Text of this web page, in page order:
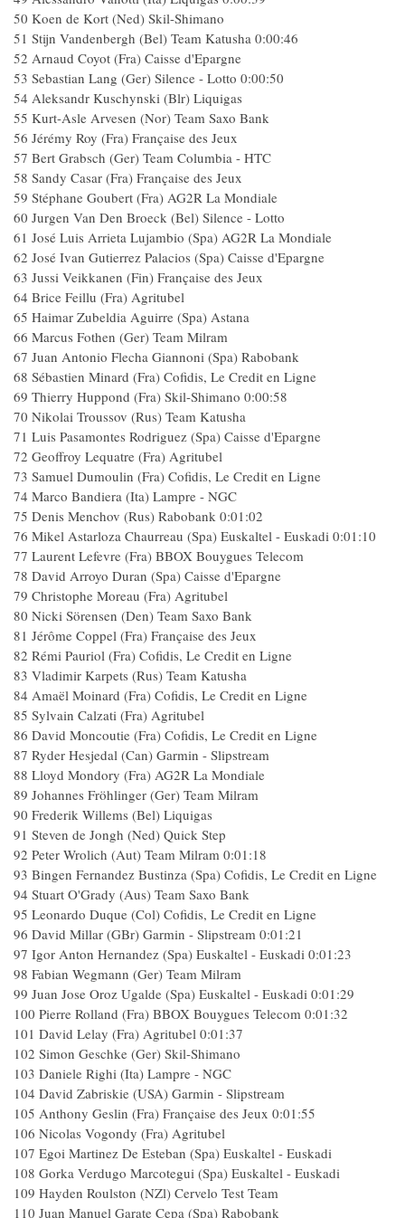
50 Koen de Kort (Ned) Skil-Shimano
51 Stijn Vandenbergh (Bel) Team Katusha 0:00:46
52 Arnaud Coyot (Fra) Caisse d'Epargne
53 Sebastian Lang (Ger) Silence - Lotto 0:00:50
54 Aleksandr Kuschynski (Blr) Liquigas
55 Kurt-Asle Arvesen (Nor) Team Saxo Bank
56 Jérémy Roy (Fra) Française des Jeux
57 Bert Grabsch (Ger) Team Columbia - HTC
58 Sandy Casar (Fra) Française des Jeux
59 Stéphane Goubert (Fra) AG2R La Mondiale
60 Jurgen Van Den Broeck (Bel) Silence - Lotto
61 José Luis Arrieta Lujambio (Spa) AG2R La Mondiale
62 José Ivan Gutierrez Palacios (Spa) Caisse d'Epargne
63 Jussi Veikkanen (Fin) Française des Jeux
64 Brice Feillu (Fra) Agritubel
65 Haimar Zubeldia Aguirre (Spa) Astana
66 Marcus Fothen (Ger) Team Milram
67 Juan Antonio Flecha Giannoni (Spa) Rabobank
68 Sébastien Minard (Fra) Cofidis, Le Credit en Ligne
69 Thierry Huppond (Fra) Skil-Shimano 0:00:58
70 Nikolai Troussov (Rus) Team Katusha
71 Luis Pasamontes Rodriguez (Spa) Caisse d'Epargne
72 Geoffroy Lequatre (Fra) Agritubel
73 Samuel Dumoulin (Fra) Cofidis, Le Credit en Ligne
74 Marco Bandiera (Ita) Lampre - NGC
75 Denis Menchov (Rus) Rabobank 0:01:02
76 Mikel Astarloza Chaurreau (Spa) Euskaltel - Euskadi 0:01:10
77 Laurent Lefevre (Fra) BBOX Bouygues Telecom
78 David Arroyo Duran (Spa) Caisse d'Epargne
79 Christophe Moreau (Fra) Agritubel
80 Nicki Sörensen (Den) Team Saxo Bank
81 Jérôme Coppel (Fra) Française des Jeux
82 Rémi Pauriol (Fra) Cofidis, Le Credit en Ligne
83 Vladimir Karpets (Rus) Team Katusha
84 Amaël Moinard (Fra) Cofidis, Le Credit en Ligne
85 Sylvain Calzati (Fra) Agritubel
86 David Moncoutie (Fra) Cofidis, Le Credit en Ligne
87 Ryder Hesjedal (Can) Garmin - Slipstream
88 Lloyd Mondory (Fra) AG2R La Mondiale
89 Johannes Fröhlinger (Ger) Team Milram
90 Frederik Willems (Bel) Liquigas
91 Steven de Jongh (Ned) Quick Step
92 Peter Wrolich (Aut) Team Milram 0:01:18
93 Bingen Fernandez Bustinza (Spa) Cofidis, Le Credit en Ligne
94 Stuart O'Grady (Aus) Team Saxo Bank
95 Leonardo Duque (Col) Cofidis, Le Credit en Ligne
96 David Millar (GBr) Garmin - Slipstream 0:01:21
97 Igor Anton Hernandez (Spa) Euskaltel - Euskadi 0:01:23
98 Fabian Wegmann (Ger) Team Milram
99 Juan Jose Oroz Ugalde (Spa) Euskaltel - Euskadi 0:01:29
100 Pierre Rolland (Fra) BBOX Bouygues Telecom 0:01:32
101 David Lelay (Fra) Agritubel 0:01:37
102 Simon Geschke (Ger) Skil-Shimano
103 Daniele Righi (Ita) Lampre - NGC
104 David Zabriskie (USA) Garmin - Slipstream
105 Anthony Geslin (Fra) Française des Jeux 0:01:55
106 Nicolas Vogondy (Fra) Agritubel
107 Egoi Martinez De Esteban (Spa) Euskaltel - Euskadi
108 Gorka Verdugo Marcotegui (Spa) Euskaltel - Euskadi
109 Hayden Roulston (NZl) Cervelo Test Team
110 Juan Manuel Garate Cepa (Spa) Rabobank